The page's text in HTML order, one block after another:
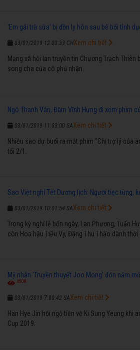
'Em gái trà sữa' bị đồn ly hôn sau bê bối tình
03/01/2019 12:03:33 CH
Mạng xã hội lan truyền tin Chương Trạch Thiên
song cha của cô phủ nhận.
Xem chi tiết
Ngô Thanh Vân, Đàm Vĩnh Hưng đi xem phim
03/01/2019 11:03:00 SA
Nhiều sao dự buổi ra mắt phim "Chị trợ lý của
tối 2/1.
Xem chi tiết
Sao Việt nghỉ Tết Dương lịch: Người tiệc tùng,
03/01/2019 10:01:54 SA
Trong kỳ nghỉ lễ bốn ngày, Lan Phương, Tuấn
còn Hoa hậu Tiểu Vy, Đặng Thu Thảo dành thời
Xem chi tiết
Mỹ nhân 'Truyền thuyết Joo Mong' đón năm
4508
03/01/2019 7:00:42 SA
Han Hye Jin hội ngộ tiền vệ Ki Sung Yeung khi
Cup 2019.
Xem chi tiết